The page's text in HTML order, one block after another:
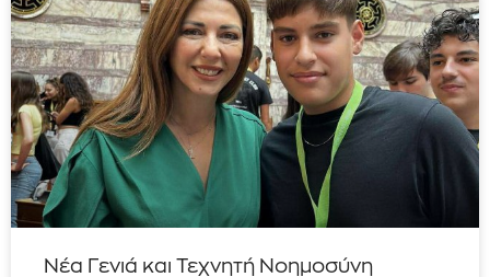
Νέα Γενιά και Τεχνητή Νοημοσύνη